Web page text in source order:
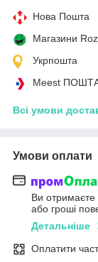
Нова Пошта
Магазини
Укрпошта
Meest
Всі умови
Умови оплати
Ви
або гроші
Детальніше
Оплатити